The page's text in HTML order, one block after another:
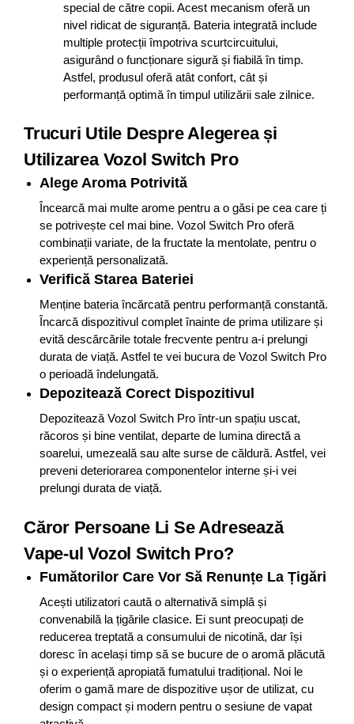
special de către copii. Acest mecanism oferă un
nivel ridicat de siguranță. Bateria integrată include
multiple protecții împotriva scurtcircuitului,
asigurând o funcționare sigură și fiabilă în timp.
Astfel, produsul oferă atât confort, cât și
performanță optimă în timpul utilizării sale zilnice.
Trucuri Utile Despre Alegerea și
Utilizarea Vozol Switch Pro
Alege Aroma Potrivită
Încearcă mai multe arome pentru a o găsi pe cea care ți
se potrivește cel mai bine. Vozol Switch Pro oferă
combinații variate, de la fructate la mentolate, pentru o
experiență personalizată.
Verifică Starea Bateriei
Menține bateria încărcată pentru performanță constantă.
Încarcă dispozitivul complet înainte de prima utilizare și
evită descărcările totale frecvente pentru a-i prelungi
durata de viață. Astfel te vei bucura de Vozol Switch Pro
o perioadă îndelungată.
Depozitează Corect Dispozitivul
Depozitează Vozol Switch Pro într-un spațiu uscat,
răcoros și bine ventilat, departe de lumina directă a
soarelui, umezeală sau alte surse de căldură. Astfel, vei
preveni deteriorarea componentelor interne și-i vei
prelungi durata de viață.
Căror Persoane Li Se Adresează
Vape-ul Vozol Switch Pro?
Fumătorilor Care Vor Să Renunțe La Țigări
Acești utilizatori caută o alternativă simplă și
convenabilă la țigările clasice. Ei sunt preocupați de
reducerea treptată a consumului de nicotină, dar își
doresc în același timp să se bucure de o aromă plăcută
și o experiență apropiată fumatului tradițional. Noi le
oferim o gamă mare de dispozitive ușor de utilizat, cu
design compact și modern pentru o sesiune de vapat